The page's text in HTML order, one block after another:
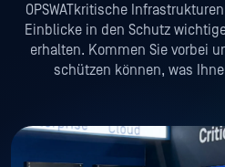
OPSWATkritische
Einblicke in den Schutz
erhalten. Kommen Sie vorbei
schützen können, was